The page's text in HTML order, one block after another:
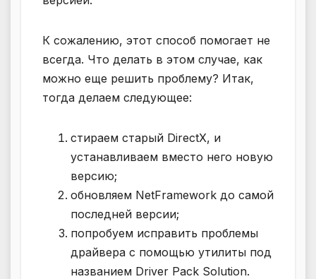
К сожалению, этот способ помогает не
всегда. Что делать в этом случае, как
можно еще решить проблему? Итак,
тогда делаем следующее:
стираем старый DirectX, и
устанавливаем вместо него новую
версию;
обновляем NetFramework до самой
последней версии;
попробуем исправить проблемы
драйвера с помощью утилиты под
названием Driver Pack Solution.